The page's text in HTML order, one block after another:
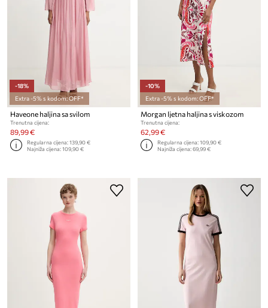
-18%
Extra -5% s kodom: OFF*
Haveone haljina sa svilom
Trenutna cijena:
89,99 €
Regularna cijena:139,90 €
Najniža cijena:109,90 €
-10%
Extra -5% s kodom: OFF*
Morgan ljetna haljina s viskozom
Trenutna cijena:
62,99 €
Regularna cijena:109,90 €
Najniža cijena:69,99 €